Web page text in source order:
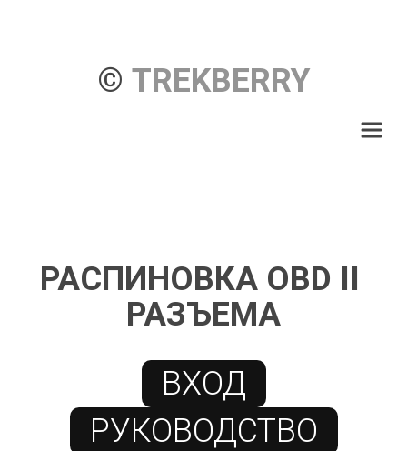
© TREKBERRY
РАСПИНОВКА OBD II
РАЗЪЕМА
ВХОД
РУКОВОДСТВО